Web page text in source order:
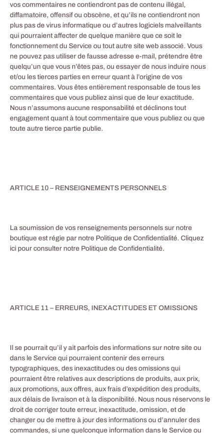
vos commentaires ne contiendront pas de contenu illégal,
diffamatoire, offensif ou obscène, et qu’ils ne contiendront non
plus pas de virus informatique ou d’autres logiciels malveillants
qui pourraient affecter de quelque manière que ce soit le
fonctionnement du Service ou tout autre site web associé. Vous
ne pouvez pas utiliser de fausse adresse e-mail, prétendre être
quelqu’un que vous n’êtes pas, ou essayer de nous induire nous
et/ou les tierces parties en erreur quant à l’origine de vos
commentaires. Vous êtes entièrement responsable de tous les
commentaires que vous publiez ainsi que de leur exactitude.
Nous n’assumons aucune responsabilité et déclinons tout
engagement quant à tout commentaire que vous publiez ou que
toute autre tierce partie publie.
ARTICLE 10 – RENSEIGNEMENTS PERSONNELS
La soumission de vos renseignements personnels sur notre
boutique est régie par notre Politique de Confidentialité. Cliquez
ici pour consulter notre Politique de Confidentialité.
ARTICLE 11 – ERREURS, INEXACTITUDES ET OMISSIONS
Il se pourrait qu’il y ait parfois des informations sur notre site ou
dans le Service qui pourraient contenir des erreurs
typographiques, des inexactitudes ou des omissions qui
pourraient être relatives aux descriptions de produits, aux prix,
aux promotions, aux offres, aux frais d’expédition des produits,
aux délais de livraison et à la disponibilité. Nous nous réservons le
droit de corriger toute erreur, inexactitude, omission, et de
changer ou de mettre à jour des informations ou d’annuler des
commandes, si une quelconque information dans le Service ou